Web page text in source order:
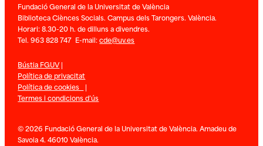
Fundació General de la Universitat de València
Biblioteca Ciènces Socials. Campus dels Tarongers. València.
Horari: 8.30-20 h. de dilluns a divendres.
Tel. 963 828 747 E-mail:cde@uv.es
Bústia FGUV|
Política de privacitat
Política de cookies |
Termes i condicions d’ús
© 2026 Fundació General de la Universitat de València. Amadeu de
Savoia 4. 46010 València.